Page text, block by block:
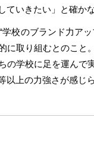
ていきたい」と確か
校のブランド力ア
に取り組むとのこ
の学校に足を運ん
以上の力強さが感じ